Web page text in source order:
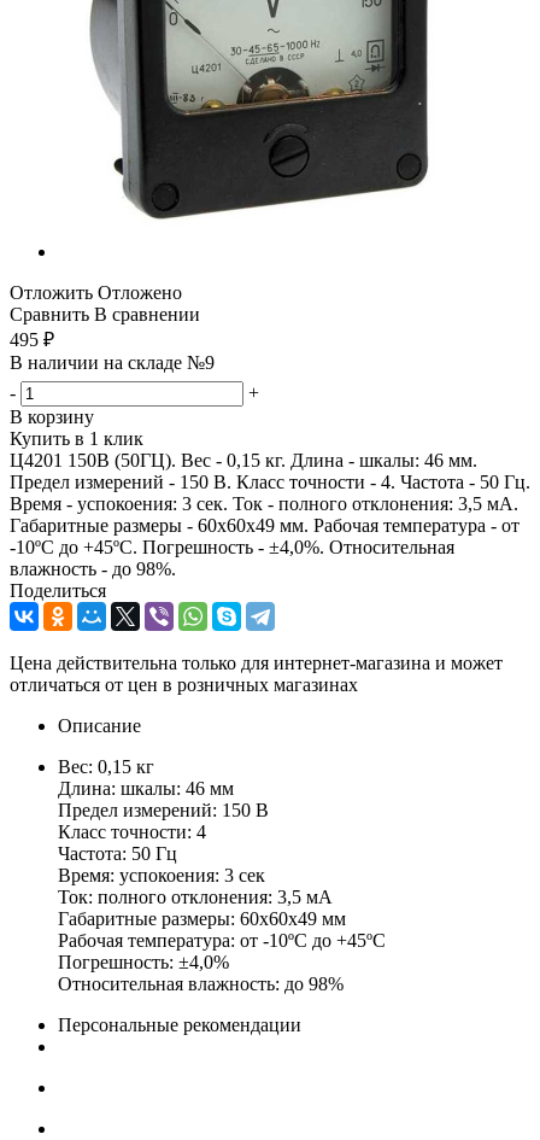
Отложить Отложено
Сравнить В сравнении
495 ₽
В наличии на складе №9
-
+
В корзину
Купить в 1 клик
Ц4201 150В (50ГЦ). Вес - 0,15 кг. Длина - шкалы: 46 мм.
Предел измерений - 150 В. Класс точности - 4. Частота - 50 Гц.
Время - успокоения: 3 сек. Ток - полного отклонения: 3,5 мА.
Габаритные размеры - 60х60х49 мм. Рабочая температура - от
-10ºС до +45ºС. Погрешность - ±4,0%. Относительная
влажность - до 98%.
Поделиться
Цена действительна только для интернет-магазина и может
отличаться от цен в розничных магазинах
Описание
Вес: 0,15 кг
Длина: шкалы: 46 мм
Предел измерений: 150 В
Класс точности: 4
Частота: 50 Гц
Время: успокоения: 3 сек
Ток: полного отклонения: 3,5 мА
Габаритные размеры: 60х60х49 мм
Рабочая температура: от -10ºС до +45ºС
Погрешность: ±4,0%
Относительная влажность: до 98%
Персональные рекомендации